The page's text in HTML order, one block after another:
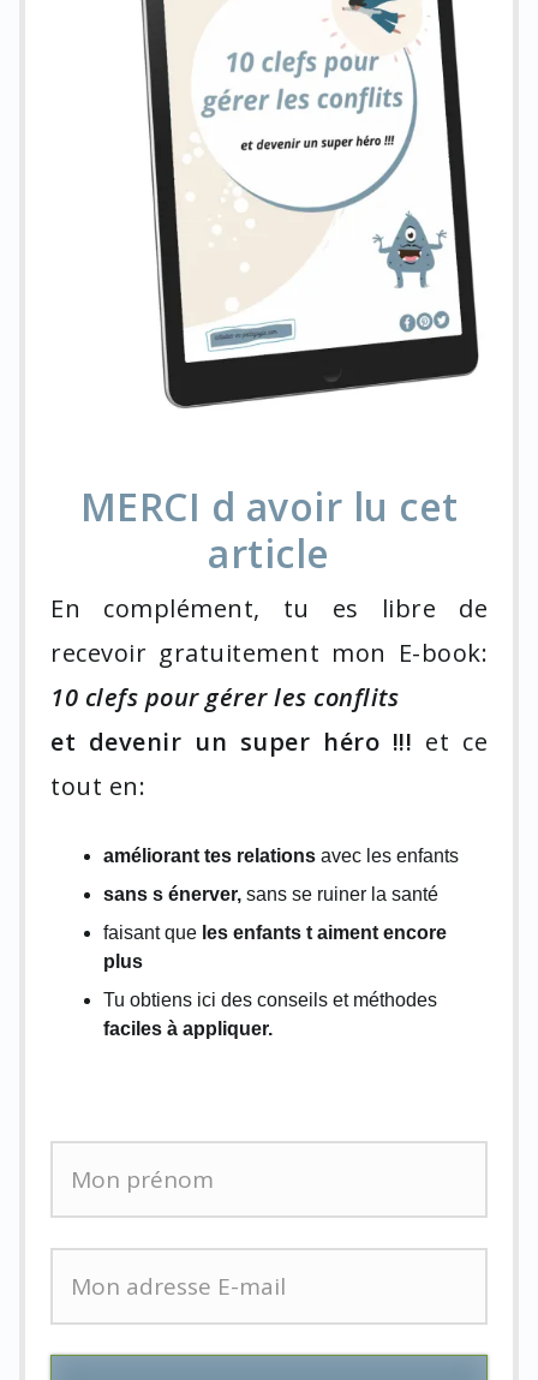
MERCI d avoir lu cet
article
En complément, tu es libre de
recevoir gratuitement mon E-book:
10 clefs pour gérer les conflits
et devenir un super héro !!! et ce
tout en:
améliorant tes relations avec les enfants
sans s énerver, sans se ruiner la santé
faisant que les enfants t aiment encore
plus
Tu obtiens ici des conseils et méthodes
faciles à appliquer.